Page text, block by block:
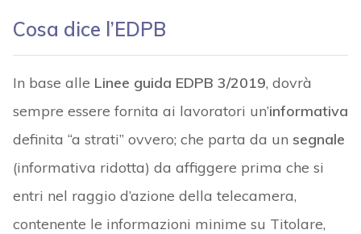
Cosa dice l’EDPB
In base alle Linee guida EDPB 3/2019, dovrà
sempre essere fornita ai lavoratori un’informativa
definita “a strati” ovvero; che parta da un segnale
(informativa ridotta) da affiggere prima che si
entri nel raggio d’azione della telecamera,
contenente le informazioni minime su Titolare,